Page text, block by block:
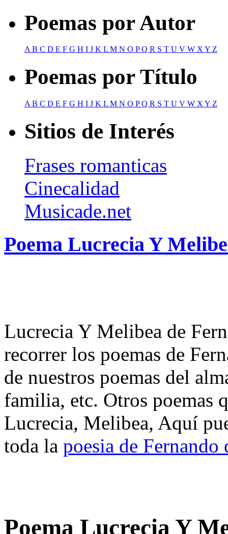
Poemas por Autor
AB C D E F G H I J K L M N O PQ R S T U V W XY Z
Poemas por Título
A B C D E F G H I J K L M N O PQ R S T U V W X Y Z
Sitios de Interés
Frases romanticas
Cinecalidad
Musicade.net
Poema Lucrecia Y
Lucrecia Y Melibea de
recorrer los poemas de
de nuestros poemas del
familia, etc. Otros poemas
Lucrecia, Melibea, Aquí
toda la poesia de Fernando
Poema Lucrecia Y